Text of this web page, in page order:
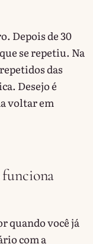
Depois de 30
se repetiu. Na
das
Desejo é
voltar em
quando você já
com a